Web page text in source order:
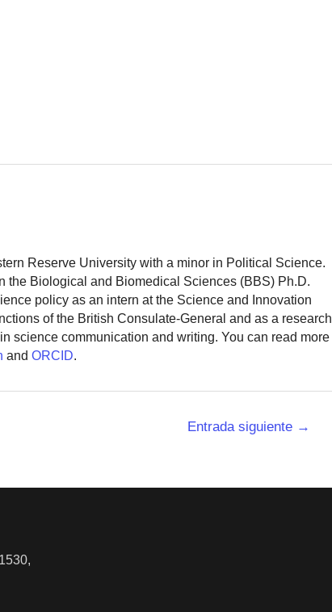
Reserve University with a minor in Political Science.
the Biological and Biomedical Sciences (BBS) Ph.D.
policy as an intern at the Science and Innovation
of the British Consulate-General and as a research
science communication and writing. You can read more
andORCID.
Entrada siguiente →